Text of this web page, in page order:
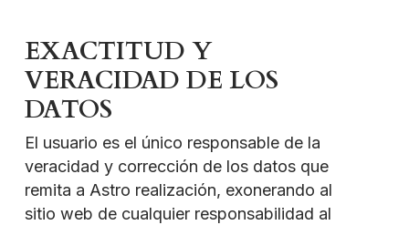
EXACTITUD Y
VERACIDAD DE LOS
DATOS
El usuario es el único responsable de la
veracidad y corrección de los datos que
remita a Astro realización, exonerando al
sitio web de cualquier responsabilidad al